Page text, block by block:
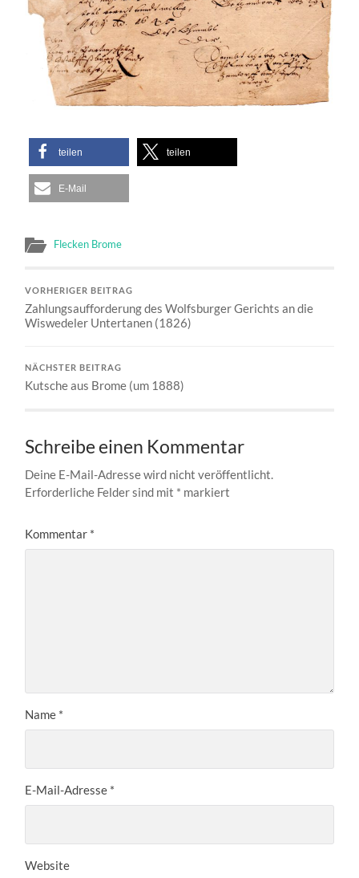
teilen teilen
E-Mail
Flecken Brome
VORHERIGER BEITRAG
Zahlungsaufforderung des Wolfsburger Gerichts an die
Wiswedeler Untertanen (1826)
NÄCHSTER BEITRAG
Kutsche aus Brome (um 1888)
Schreibe einen Kommentar
Deine E-Mail-Adresse wird nicht veröffentlicht.
Erforderliche Felder sind mit * markiert
Kommentar *
Name *
E-Mail-Adresse *
Website